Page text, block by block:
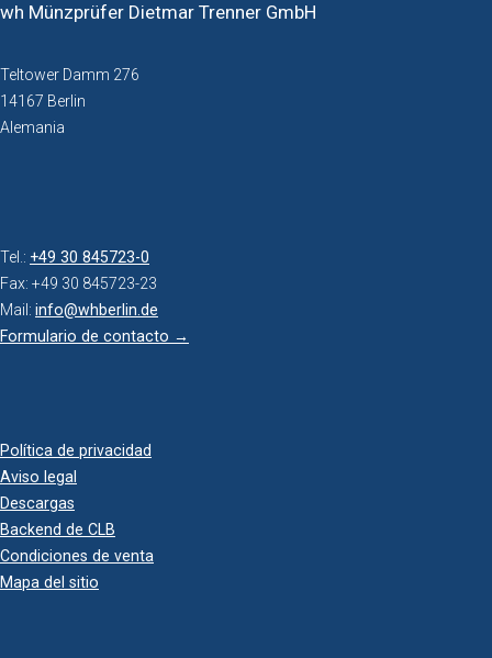
wh Münzprüfer Dietmar Trenner GmbH
Teltower Damm 276
14167 Berlin
Alemania
Tel.: +49 30 845723-0
Fax: +49 30 845723-23
Mail: info@whberlin.de
Formulario de contacto →
Política de privacidad
Aviso legal
Descargas
Backend de CLB
Condiciones de venta
Mapa del sitio